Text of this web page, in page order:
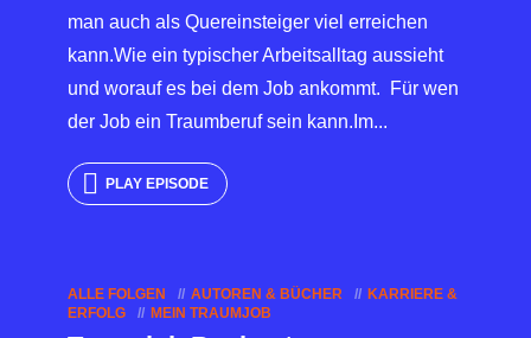
man auch als Quereinsteiger viel erreichen
kann.Wie ein typischer Arbeitsalltag aussieht
und worauf es bei dem Job ankommt. Für wen
der Job ein Traumberuf sein kann.Im...
PLAY EPISODE
ALLE FOLGEN AUTOREN & BÜCHER
KARRIERE &
ERFOLG
MEIN TRAUMJOB